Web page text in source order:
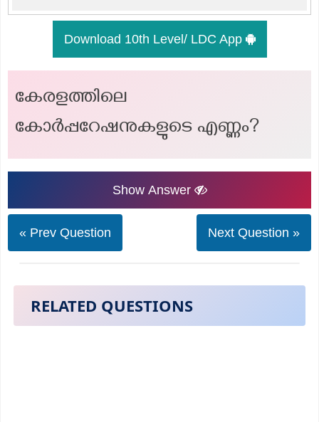
Download 10th Level/ LDC App
കേരളത്തിലെ
കോര്‍പ്പറേഷനുകളുടെ എണ്ണം?
Show Answer
« Prev Question Next Question »
RELATED QUESTIONS